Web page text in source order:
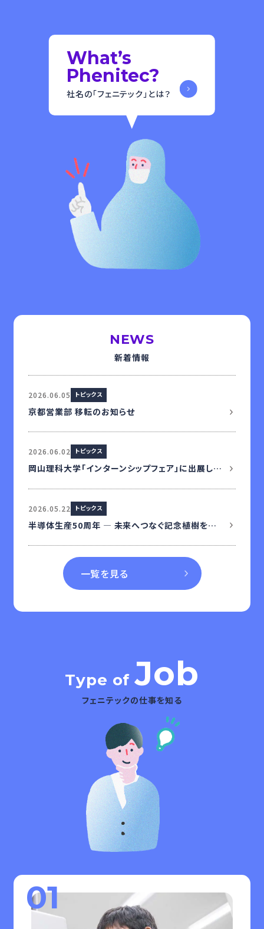
What’s
Phenitec?
社名の「フェニテック」とは？
NEWS
新着情報
2026.06.05 トピックス
京都営業部 移転のお知らせ
2026.06.02 トピックス
岡山理科大学「インターンシップフェア」に出展します！
2026.05.22 トピックス
半導体生産50周年 ― 未来へつなぐ記念植樹を実施
一覧を見る
Type of Job
フェニテックの仕事を知る